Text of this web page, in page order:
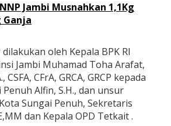
o
Jambi Musnahkan 1,1Kg
Ganja
oleh Kepala BPK RI
Jambi Muhamad Toha Arafat,
CSFA, CFrA, GRCA, GRCP kepada
Alfin, S.H., dan unsur
Sungai Penuh, Sekretaris
dan Kepala OPD Tetkait .